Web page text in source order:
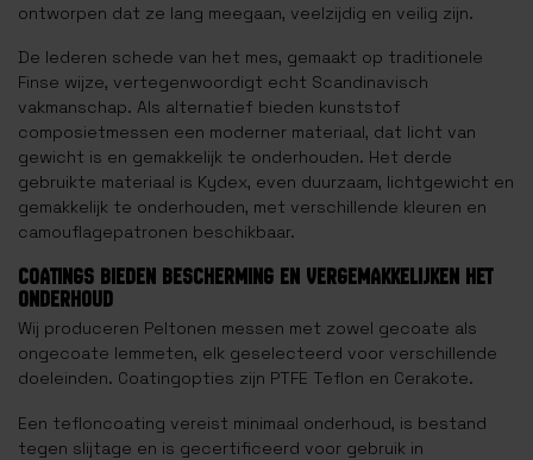
ontworpen dat ze lang meegaan, veelzijdig en veilig zijn.
De lederen schede van het mes, gemaakt op traditionele
Finse wijze, vertegenwoordigt echt Scandinavisch
vakmanschap. Als alternatief bieden kunststof
composietmessen een moderner materiaal, dat licht van
gewicht is en gemakkelijk te onderhouden. Het derde
gebruikte materiaal is Kydex, even duurzaam, lichtgewicht en
gemakkelijk te onderhouden, met verschillende kleuren en
camouflagepatronen beschikbaar.
COATINGS BIEDEN BESCHERMING EN VERGEMAKKELIJKEN HET
ONDERHOUD
Wij produceren Peltonen messen met zowel gecoate als
ongecoate lemmeten, elk geselecteerd voor verschillende
doeleinden. Coatingopties zijn PTFE Teflon en Cerakote.
Een tefloncoating vereist minimaal onderhoud, is bestand
tegen slijtage en is gecertificeerd voor gebruik in